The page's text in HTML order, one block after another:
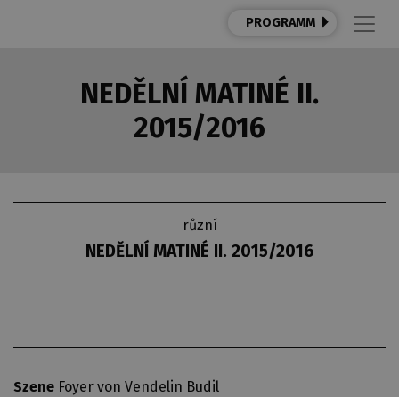
PROGRAMM
NEDĚLNÍ MATINÉ II.
2015/2016
různí
NEDĚLNÍ MATINÉ II. 2015/2016
Szene Foyer von Vendelin Budil